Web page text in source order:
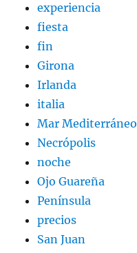
experiencia
fiesta
fin
Girona
Irlanda
italia
Mar Mediterráneo
Necrópolis
noche
Ojo Guareña
Península
precios
San Juan